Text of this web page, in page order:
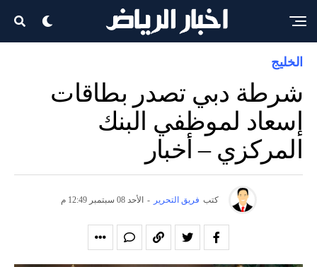
الخليج
شرطة دبي تصدر بطاقات
إسعاد لموظفي البنك
المركزي – أخبار
كتب فريق التحرير - الأحد 08 سبتمبر 12:49 م